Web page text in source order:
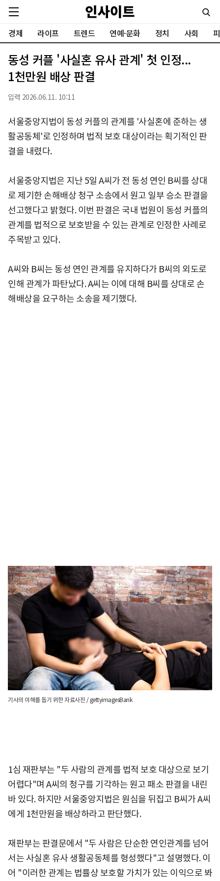
경제 라이프 트렌드 연예·문화 정치 사회
동성 커플 '사실혼 유사 관계' 첫 인정...
1천만원 배상 판결
입력 2026.06.11. 10:11
서울중앙지법이 동성 커플의 관계를 '사실혼에 준하는 생
활공동체'로 인정하며 법적 보호 대상이라는 획기적인 판
결을 내렸다.
서울중앙지법은 지난 5일 A씨가 전 동성 연인 B씨를 상대
로 제기한 손해배상 청구 소송에서 원고 일부 승소 판결을
선고했다고 밝혔다. 이번 판결은 국내 법원이 동성 커플의
관계를 법적으로 보호받을 수 있는 관계로 인정한 사례로
주목받고 있다.
A씨와 B씨는 동성 연인 관계를 유지하다가 B씨의 외도로
인해 관계가 파탄났다. A씨는 이에 대해 B씨를 상대로 손
해배상을 요구하는 소송을 제기했다.
기사의 이해를 돕기 위한 자료사진 / gettyimagesBank
1심 재판부는 "두 사람의 관계를 법적 보호 대상으로 보기
어렵다"며 A씨의 청구를 기각하는 원고 패소 판결을 내린
바 있다. 하지만 서울중앙지법은 원심을 뒤집고 B씨가 A씨
에게 1천만원을 배상하라고 판단했다.
재판부는 판결문에서 "두 사람은 단순한 연인관계를 넘어
서는 사실혼 유사 생활공동체를 형성했다"고 설명했다. 이
어 "이러한 관계는 법률상 보호할 가치가 있는 이익으로 봐